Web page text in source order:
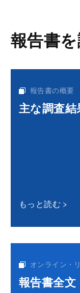
報告書
報告書の概要
主な調査結
もっと読む
オンライン・
報告書全文